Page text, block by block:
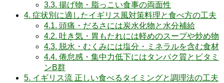
3.3. 揚げ物・脂っこい食事の両面性
4. 症状別に適したイギリス風対策料理と食べ方の工夫
4.1. 頭痛・だるさには炭水化物と水分補給
4.2. 吐き気・胃もたれには軽めのスープや炒め物
4.3. 脱水・むくみには塩分・ミネラルを含む食材
4.4. 倦怠感・集中力低下にはタンパク質とビタミ
ンB群
5. イギリス流 正しい食べるタイミングと調理法の工夫